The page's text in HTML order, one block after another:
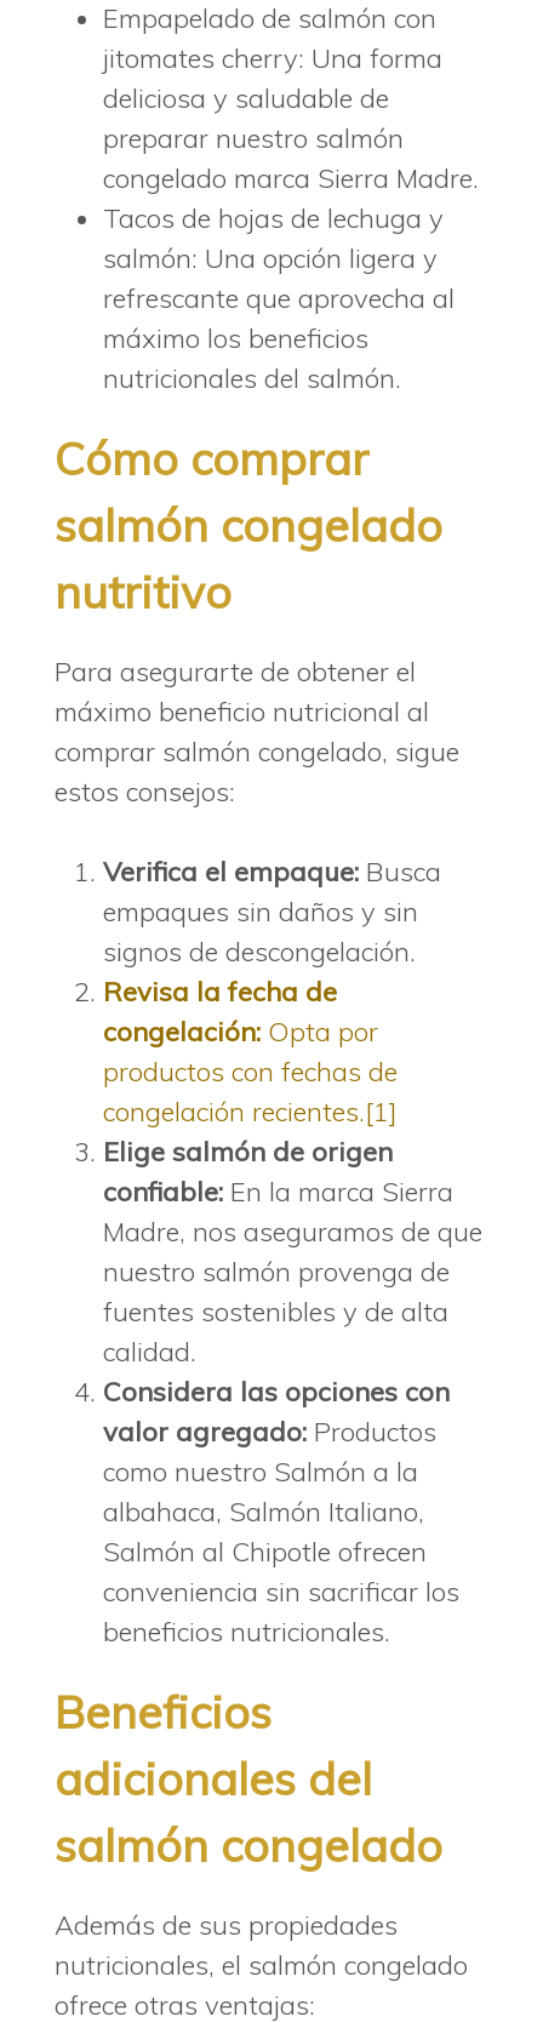
Empapelado de salmón con
jitomates cherry: Una forma
deliciosa y saludable de
preparar nuestro salmón
congelado marca Sierra Madre.
Tacos de hojas de lechuga y
salmón: Una opción ligera y
refrescante que aprovecha al
máximo los beneficios
nutricionales del salmón.
Cómo comprar
salmón congelado
nutritivo
Para asegurarte de obtener el
máximo beneficio nutricional al
comprar salmón congelado, sigue
estos consejos:
Verifica el empaque: Busca
empaques sin daños y sin
signos de descongelación.
Revisa la fecha de
congelación: Opta por
productos con fechas de
congelación recientes.[1]
Elige salmón de origen
confiable: En la marca Sierra
Madre, nos aseguramos de que
nuestro salmón provenga de
fuentes sostenibles y de alta
calidad.
Considera las opciones con
valor agregado: Productos
como nuestro Salmón a la
albahaca, Salmón Italiano,
Salmón al Chipotle ofrecen
conveniencia sin sacrificar los
beneficios nutricionales.
Beneficios
adicionales del
salmón congelado
Además de sus propiedades
nutricionales, el salmón congelado
ofrece otras ventajas: